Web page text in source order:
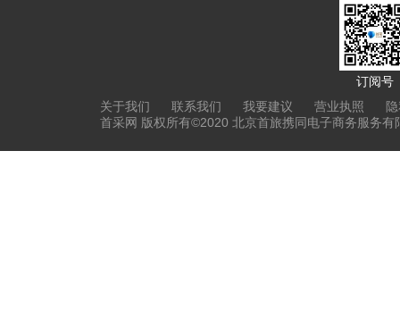
订阅号
关于我们
联系我们 我要建议 营业执照
首采网 版权所有©2020 北京首旅携同电子商务服务有